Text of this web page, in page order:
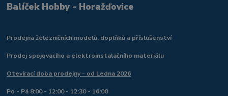
Balíček Hobby - Horažďovice
Prodejna železničních modelů, doplňků a příslušenství
Prodej spojovacího a elektroinstalačního materiálu
Otevírací doba prodejny - od Ledna 2026
Po - Pá 8:00 - 12:00 - 12:30 - 16:00